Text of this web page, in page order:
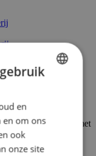
en wordt afgewerkt met
De prijs bedraagt
decoratie.
en
en om ons
ook
onze site